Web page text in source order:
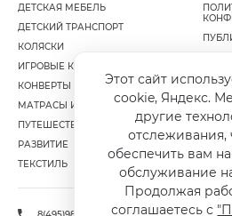
ДЕТСКАЯ МЕБЕЛЬ
ДЕТСКИЙ ТРАНСПОРТ
КОЛЯСКИ
ИГРОВЫЕ КОМПЛЕКСЫ
КОНВЕРТЫ И МУФТЫ
МАТРАСЫ И НАМАТРАСНИКИ
ПУТЕШЕСТВИЕ
РАЗВИТИЕ
ТЕКСТИЛЬ
Этот сайт
cookie, Яндекс.
другие
отслеживания,
обеспечить вам
обслуживание
Продолжая
соглашаетесь с